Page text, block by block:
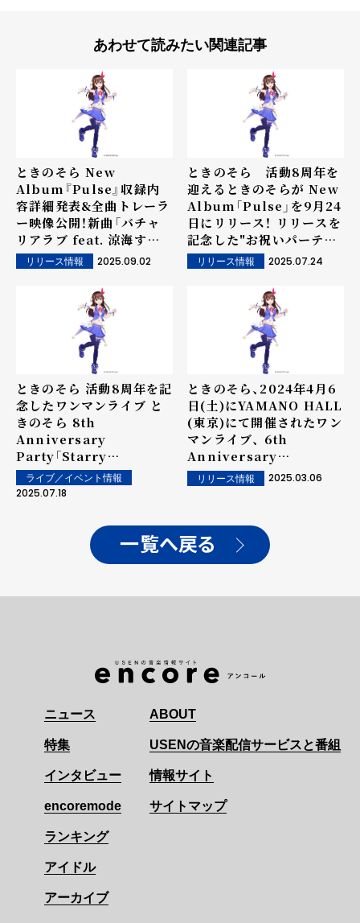
あわせて読みたい関連記事
ときのそら New
Album『Pulse』収録内
容詳細発表&全曲トレーラ
ー映像公開！新曲「バチャ
リアラブ feat. 涼海すう
& 籾山ひめり from 高嶺
のなでしこ」が、テレビ朝
日『ガリベンチャーV』ED
テーマソングに決定！
リリース情報 2025.09.02
ときのそら 活動8周年を
迎えるときのそらが New
Album「Pulse」を9月24
日にリリース！ リリースを
記念した"お祝いパーティ
ー"も！
リリース情報 2025.07.24
ときのそら 活動8周年を記
念したワンマンライブ と
きのそら 8th
Anniversary
Party「Starry
Bl∞min'」 2025年10月1
日(水)・2日(木) CLUB
ライブ／イベント情報
2025.07.18
ときのそら、2024年4月6
日(土)にYAMANO HALL
(東京)にて開催されたワン
マンライブ、 6th
Anniversary
Party「Keep Shinin'」
の映像商品化が決定！
リリース情報 2025.03.06
一覧へ戻る
ニュース
特集
インタビュー
encoremode
ランキング
アイドル
アーカイブ
ABOUT
USENの音楽配信サービスと番組
情報サイト
サイトマップ